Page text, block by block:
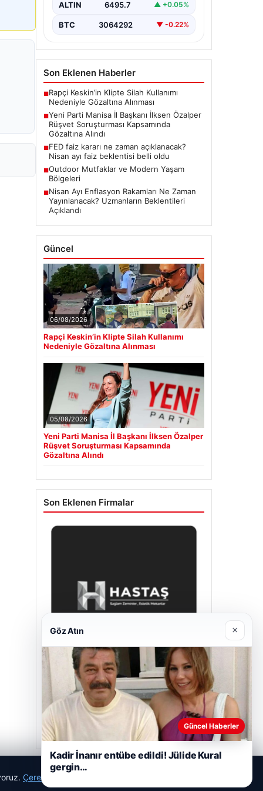
soruşturması önemli bir gelişmeyle
Başkanı…
ALTIN 6495.7 ▲ +0.05%
BTC 3064292 ▼ -0.22%
Son Eklenen Haberler
■Rapçi Keskin’in Klipte Silah Kullanımı
Nedeniyle Gözaltına Alınması
■Yeni Parti Manisa İl Başkanı İlksen Özalper
Rüşvet Soruşturması Kapsamında
Gözaltına Alındı
■FED faiz kararı ne zaman açıklanacak?
Nisan ayı faiz beklentisi belli oldu
■Outdoor Mutfaklar ve Modern Yaşam
Bölgeleri
■Nisan Ayı Enflasyon Rakamları Ne Zaman
Yayınlanacak? Uzmanların Beklentileri
Açıklandı
Güncel
06/08/2026
Rapçi Keskin’in Klipte Silah Kullanımı
Nedeniyle Gözaltına Alınması
05/08/2026
Yeni Parti Manisa İl Başkanı İlksen Özalper
Rüşvet Soruşturması Kapsamında
Gözaltına Alındı
Son Eklenen Firmalar
Enes Kaplan Avukatlık Bürosu
28/04/2026
Çerez Politikamız
Göz Atın ×
Güncel Haberler
Kadir İnanır entübe edildi! Jülide Kural
gergin…